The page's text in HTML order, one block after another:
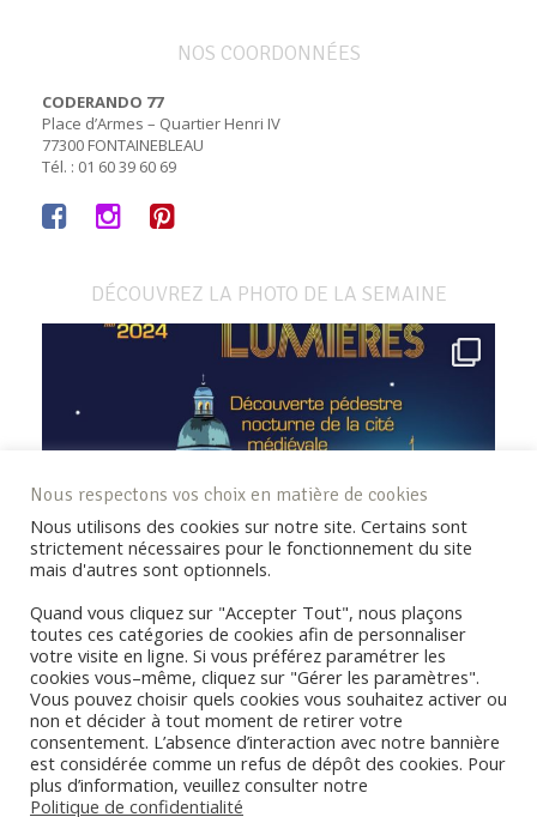
NOS COORDONNÉES
CODERANDO 77
Place d’Armes – Quartier Henri IV
77300 FONTAINEBLEAU
Tél. : 01 60 39 60 69
DÉCOUVREZ LA PHOTO DE LA SEMAINE
REJOIGNEZ LA COMMUNAUTÉ !
Nous respectons vos choix en matière de cookies
Nous utilisons des cookies sur notre site. Certains sont
strictement nécessaires pour le fonctionnement du site
mais d'autres sont optionnels.
Quand vous cliquez sur "Accepter Tout", nous plaçons
toutes ces catégories de cookies afin de personnaliser
votre visite en ligne. Si vous préférez paramétrer les
cookies vous–même, cliquez sur "Gérer les paramètres".
Vous pouvez choisir quels cookies vous souhaitez activer ou
non et décider à tout moment de retirer votre
consentement. L’absence d’interaction avec notre bannière
est considérée comme un refus de dépôt des cookies. Pour
plus d’information, veuillez consulter notre
Politique de confidentialité